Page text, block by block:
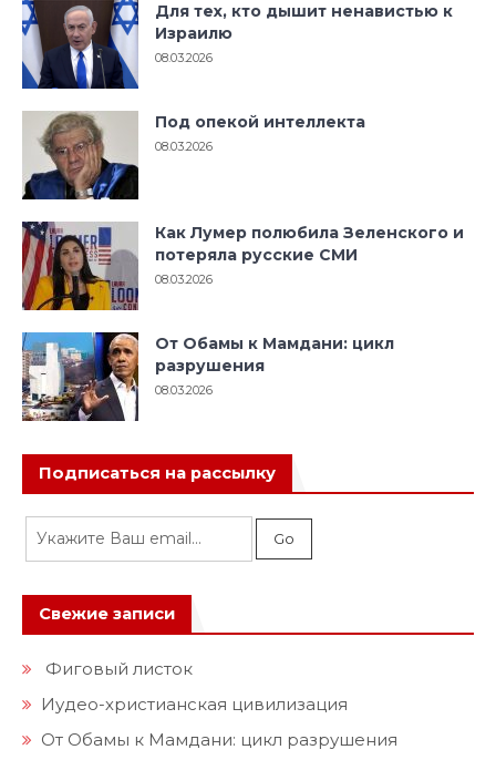
Для тех, кто дышит ненавистью к
Израилю
08.03.2026
Под опекой интеллекта
08.03.2026
Как Лумер полюбила Зеленского и
потеряла русские СМИ
08.03.2026
От Обамы к Мамдани: цикл
разрушения
08.03.2026
Подписаться на рассылку
Свежие записи
Фиговый листок
Иудео-христианская цивилизация
От Обамы к Мамдани: цикл разрушения